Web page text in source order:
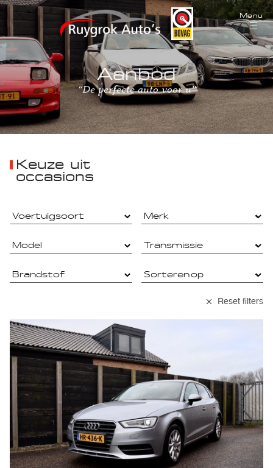
Menu
Aanbod
“De perfecte auto voor u”
Keuze uit
occasions
Reset filters